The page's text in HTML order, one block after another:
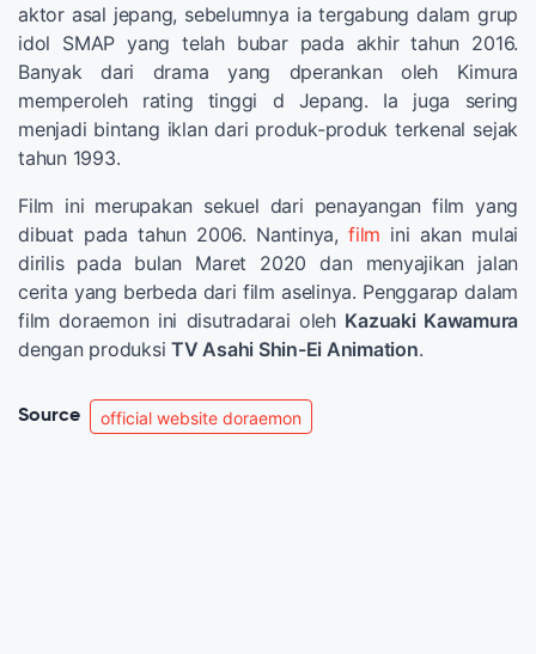
aktor asal jepang, sebelumnya ia tergabung dalam grup
idol SMAP yang telah bubar pada akhir tahun 2016.
Banyak dari drama yang dperankan oleh Kimura
memperoleh rating tinggi d Jepang. Ia juga sering
menjadi bintang iklan dari produk-produk terkenal sejak
tahun 1993.
Film ini merupakan sekuel dari penayangan film yang
dibuat pada tahun 2006. Nantinya,film ini akan mulai
dirilis pada bulan Maret 2020 dan menyajikan jalan
cerita yang berbeda dari film aselinya. Penggarap dalam
film doraemon ini disutradarai oleh Kazuaki Kawamura
dengan produksi TV Asahi Shin-Ei Animation.
Source official website doraemon